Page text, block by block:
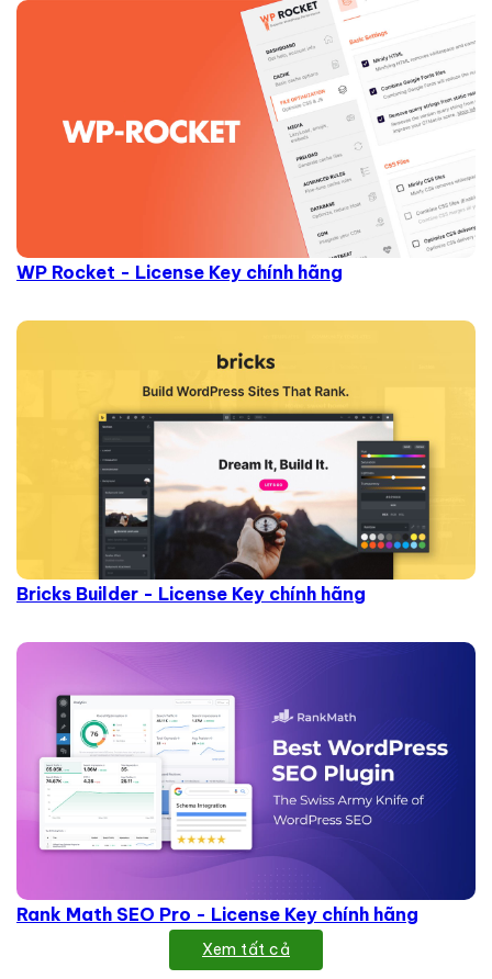
WP Rocket - License Key chính hãng
Bricks Builder - License Key chính hãng
Rank Math SEO Pro - License Key chính hãng
Xem tất cả